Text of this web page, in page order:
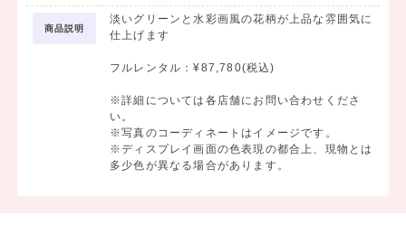
商品説明
淡いグリーンと水彩画風の花柄が上品な雰囲気に
仕上げます
フルレンタル：¥87,780(税込)
※詳細については各店舗にお問い合わせくださ
い。
※写真のコーディネートはイメージです。
※ディスプレイ画面の色表現の都合上、現物とは
多少色が異なる場合があります。